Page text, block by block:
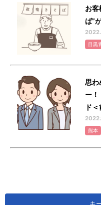
お客
ば”
目黒
思わ
ー！
ド
熊本